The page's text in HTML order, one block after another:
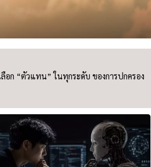
ก “ตัวแทน” ในทุกระดับ ของการปกครอง